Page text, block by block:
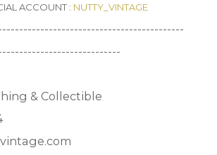
ACCOUNT : NUTTY_VINTAGE
& Collectible